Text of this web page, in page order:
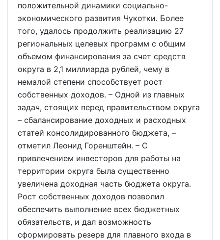
положительной динамики социально-
экономического развития Чукотки. Более
того, удалось продолжить реализацию 27
региональных целевых программ с общим
объемом финансирования за счет средств
округа в 2,1 миллиарда рублей, чему в
немалой степени способствует рост
собственных доходов. – Одной из главных
задач, стоящих перед правительством округа
– сбалансирование доходных и расходных
статей консолидированного бюджета, –
отметил Леонид Горенштейн. – С
привлечением инвесторов для работы на
территории округа была существенно
увеличена доходная часть бюджета округа.
Рост собственных доходов позволил
обеспечить выполнение всех бюджетных
обязательств, и дал возможность
сформировать резерв для плавного входа в